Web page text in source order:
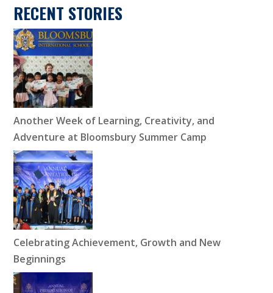
RECENT STORIES
Another Week of Learning, Creativity, and
Adventure at Bloomsbury Summer Camp
Celebrating Achievement, Growth and New
Beginnings